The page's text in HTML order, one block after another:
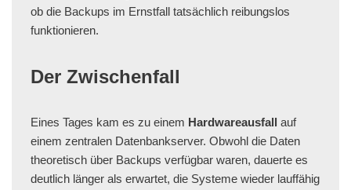
ob die Backups im Ernstfall tatsächlich reibungslos
funktionieren.
Der Zwischenfall
Eines Tages kam es zu einem Hardwareausfall auf
einem zentralen Datenbankserver. Obwohl die Daten
theoretisch über Backups verfügbar waren, dauerte es
deutlich länger als erwartet, die Systeme wieder lauffähig